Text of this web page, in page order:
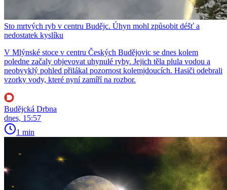
Sto mrtvých ryb v centru Budějc. Úhyn mohl způsobit déšť a
nedostatek kyslíku
V Mlýnské stoce v centru Českých Budějovic se dnes kolem
poledne začaly objevovat uhynulé ryby. Jejich těla plula vodou a
neobvyklý pohled přilákal pozornost kolemjdoucích. Hasiči odebrali
vzorky vody, které nyní zamíří na rozbor.
Budějcká Drbna
dnes, 15:57
1 min